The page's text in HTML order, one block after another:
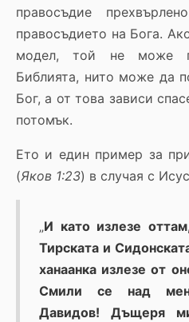
правосъдие
правосъдието на Бога.
модел, той не може
Библията, нито може да
Бог, а от това зависи
потомък.
Ето и един пример за
(Яков 1:23) в случая с
„И като излезе
Тирската и
ханаанка излезе от
Смили се над
Давидов! Дъщеря